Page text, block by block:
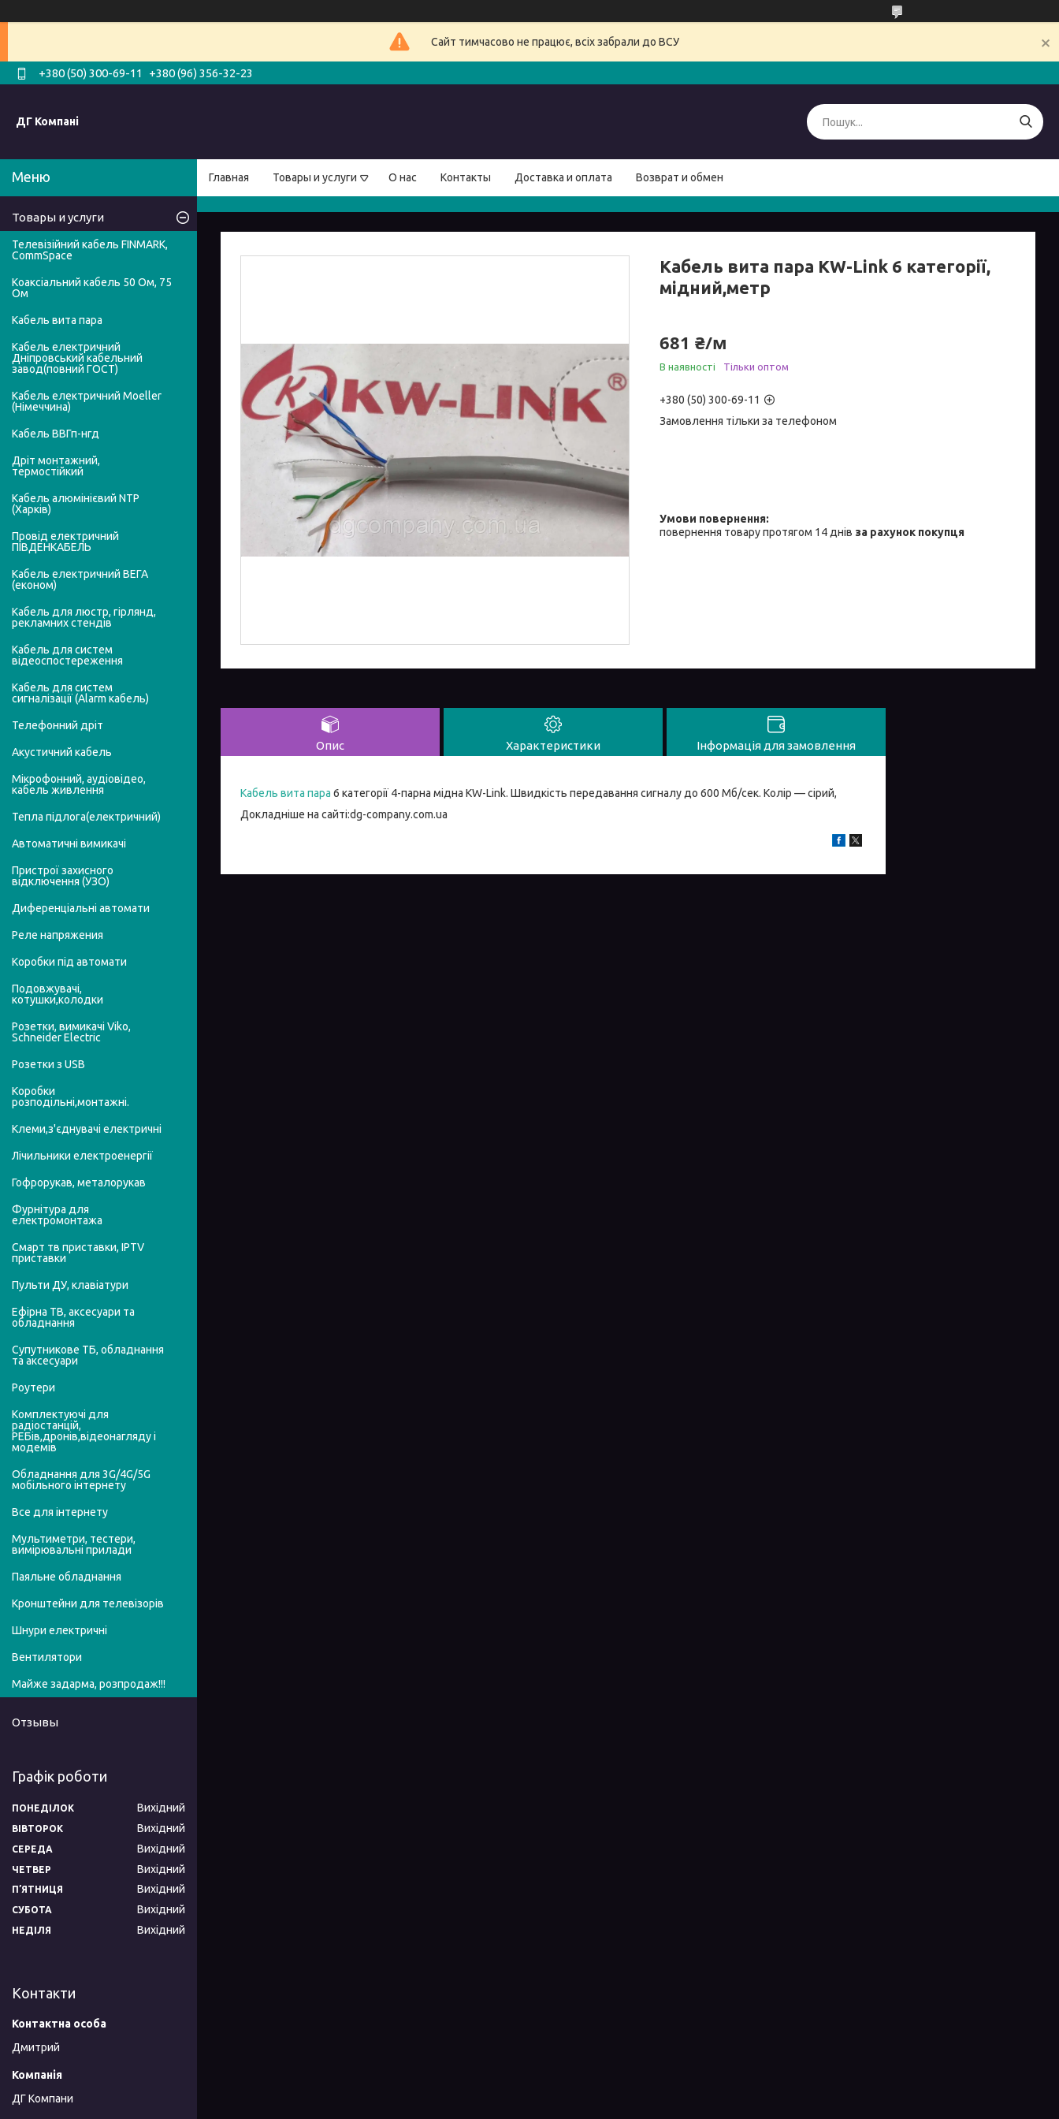
Сайт тимчасово не працює, всіх забрали до ВСУ
+380 (50) 300-69-11 +380 (96) 356-32-23
ДГ Компані
Главная Товары и услуги О нас Контакты Доставка и оплата Возврат и обмен
Кабель вита пара KW-Link 6 категорії,
мідний,метр
681 ₴/м
В наявності Тільки оптом
+380 (50) 300-69-11
Замовлення тільки за телефоном
повернення товару протягом 14 днів за рахунок покупця
Опис Характеристики Інформація для замовлення
Кабель вита пара 6 категорії 4-парна мідна KW-Link. Швидкість передавання сигналу до 600 Мб/сек. Колір — сірий,
Докладніше на сайті:dg-company.com.ua
Товары и услуги
Телевізійний кабель FINMARK,
CommSpace
Коаксіальний кабель 50 Ом, 75
Ом
Кабель вита пара
Кабель електричний
Дніпровський кабельний
завод(повний ГОСТ)
Кабель електричний Moeller
(Німеччина)
Кабель ВВГп-нгд
Дріт монтажний,
термостійкий
Кабель алюмінієвий NTP
(Харків)
Провід електричний
ПІВДЕНКАБЕЛЬ
Кабель електричний ВЕГА
(економ)
Кабель для люстр, гірлянд,
рекламних стендів
Кабель для систем
відеоспостереження
Кабель для систем
сигналізації (Alarm кабель)
Телефонний дріт
Акустичний кабель
Мікрофонний, аудіовідео,
кабель живлення
Тепла підлога(електричний)
Автоматичні вимикачі
Пристрої захисного
відключення (УЗО)
Диференціальні автомати
Реле напряжения
Коробки під автомати
Подовжувачі,
котушки,колодки
Розетки, вимикачі Viko,
Schneider Electric
Розетки з USB
Коробки
розподільні,монтажні.
Клеми,з'єднувачі електричні
Лічильники електроенергії
Гофрорукав, металорукав
Фурнітура для
електромонтажа
Смарт тв приставки, IPTV
приставки
Пульти ДУ, клавіатури
Ефірна ТВ, аксесуари та
обладнання
Супутникове ТБ, обладнання
та аксесуари
Роутери
Комплектуючі для
радіостанцій,
РЕБів,дронів,відеонагляду і
модемів
Обладнання для 3G/4G/5G
мобільного інтернету
Все для інтернету
Мультиметри, тестери,
вимірювальні прилади
Паяльне обладнання
Кронштейни для телевізорів
Шнури електричні
Вентилятори
Майже задарма, розпродаж!!!
Отзывы
Графік роботи
ПОНЕДІЛОК Вихідний
ВІВТОРОК Вихідний
СЕРЕДА Вихідний
ЧЕТВЕР Вихідний
ПʼЯТНИЦЯ Вихідний
СУБОТА Вихідний
НЕДІЛЯ Вихідний
Контакти
Дмитрий
ДГ Компани